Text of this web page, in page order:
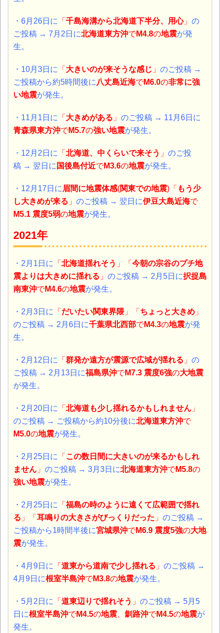
・6月26日に 「 千島海溝から北海道下半分、用心」 の
ご投稿 → 7月2日に北海道東方沖でM4.8の地震が発
生。
・10月3日に 「 大きいのが来そうな感じ 」 のご投稿 →
ご投稿から約5時間後に 八丈島近海でM6.0の非常に強
い地震が発生。
・11月1日に 「 大きめがある 」 のご投稿 → 11月6日に
青森県東方沖でM5.7の強い地震が発生。
・12月2日に 「 北海道、中くらいで来そう 」 のご投
稿 → 翌日に 国後島付近でM3.6の地震が発生。
・12月17日に 眉間に地震体感(関東での地震)「 もう少
し大きめが来る 」 のご投稿 → 翌日に伊豆大島近海で
M5.1 震度5弱の地震が発生。
2021年
・2月1日に 「 北海道揺れそう 」「 今朝の宗谷のプチ地
震よりは大きめに揺れる 」 のご投稿 → 2月5日に択捉島
南東沖でM4.6の地震が発生。
・2月3日に 「 だいたい関東界隈」「 ちょっと大きめ 」
のご投稿 → 2月6日に千葉県北西部でM4.3の地震が発
生。
・2月12日に 「 群発か遠方が震源で広域が揺れる 」 の
ご投稿 → 2月13日に福島県沖でM7.3 震度6強の大地震
が発生。
・2月20日に 「 北海道も少し揺れるかもしれません 」
のご投稿 → ご投稿から約10分後に北海道東方沖で
M5.0の地震が発生。
・2月25日に 「 この数日間に大きいのが来るかもしれ
ません 」 のご投稿 → 3月3日に北海道東方沖でM5.8の
強い地震が発生。
・2月25日に 「福島の時のように遠くて広範囲で揺れ
る 」「 耳鳴りの大きさがびっくりだった 」 のご投稿 →
ご投稿から1時間半後に宮城県沖でM6.9 震度5強の大地
震が発生。
・4月9日に 「 道東から道南で少し揺れる 」 のご投稿 →
4月9日に根室半島沖でM3.8の地震が発生。
・5月2日に 「 道東辺りで揺れそう 」 のご投稿 → 5月5
日に根室半島沖でM4.5の地震 釧路沖でM4.5の地震が
発生。